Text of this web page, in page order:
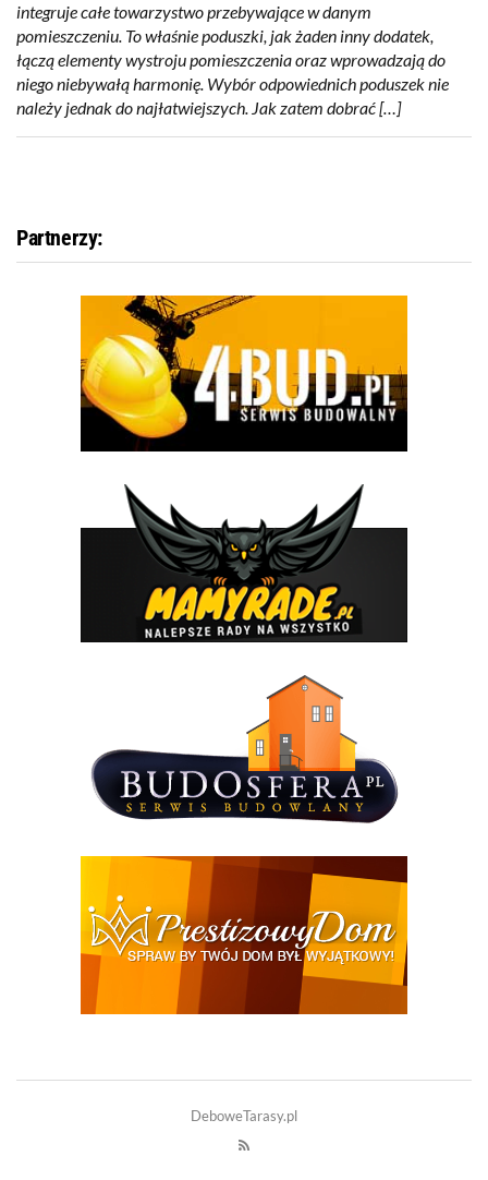
integruje całe towarzystwo przebywające w danym
pomieszczeniu. To właśnie poduszki, jak żaden inny dodatek,
łączą elementy wystroju pomieszczenia oraz wprowadzają do
niego niebywałą harmonię. Wybór odpowiednich poduszek nie
należy jednak do najłatwiejszych. Jak zatem dobrać […]
Partnerzy:
DeboweTarasy.pl